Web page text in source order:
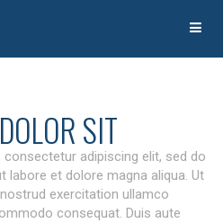
SIT
adipiscing elit, sed do
labore et dolore magna aliqua. Ut
exercitation ullamco
consequat. Duis aute